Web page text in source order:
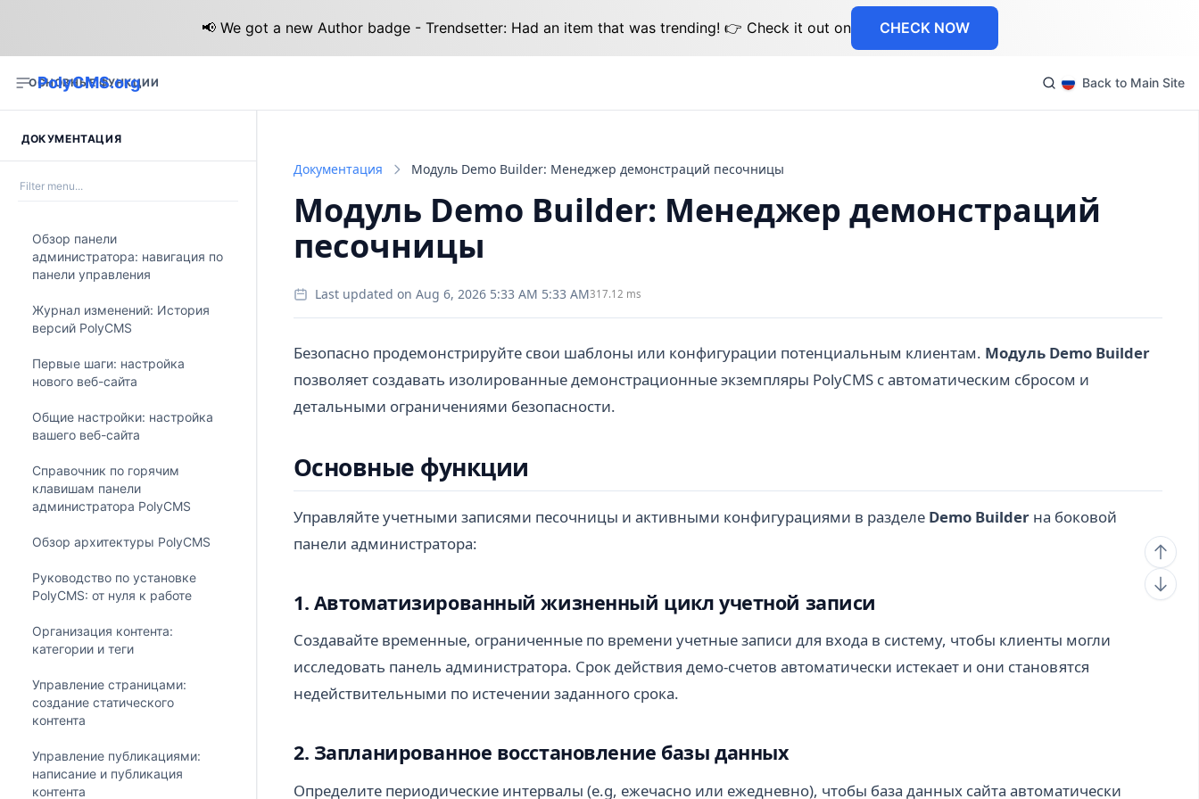
📢 We got a new Author badge - Trendsetter: Had an item that was trending! 👉 Check it out on CHECK NOW
PolyCMS.org
ОСНОВНЫЕ ФУНКЦИИ Back to Main Site
ДОКУМЕНТАЦИЯ
Обзор панели
администратора: навигация по
панели управления
Журнал изменений: История
версий PolyCMS
Первые шаги: настройка
нового веб-сайта
Общие настройки: настройка
вашего веб-сайта
Справочник по горячим
клавишам панели
администратора PolyCMS
Обзор архитектуры PolyCMS
Руководство по установке
PolyCMS: от нуля к работе
Организация контента:
категории и теги
Управление страницами:
создание статического
контента
Управление публикациями:
написание и публикация
контента
Документация Модуль Demo Builder: Менеджер демонстраций песочницы
Модуль Demo Builder: Менеджер демонстраций
песочницы
Last updated on Aug 6, 2026 5:33 AM 5:33 AM317.12 ms
Безопасно продемонстрируйте свои шаблоны или конфигурации потенциальным клиентам. Модуль Demo Builder
позволяет создавать изолированные демонстрационные экземпляры PolyCMS с автоматическим сбросом и
детальными ограничениями безопасности.
Основные функции
Управляйте учетными записями песочницы и активными конфигурациями в разделе Demo Builder на боковой
панели администратора:
1. Автоматизированный жизненный цикл учетной записи
Создавайте временные, ограниченные по времени учетные записи для входа в систему, чтобы клиенты могли
исследовать панель администратора. Срок действия демо-счетов автоматически истекает и они становятся
недействительными по истечении заданного срока.
2. Запланированное восстановление базы данных
Определите периодические интервалы (e.g, ежечасно или ежедневно), чтобы база данных сайта автоматически